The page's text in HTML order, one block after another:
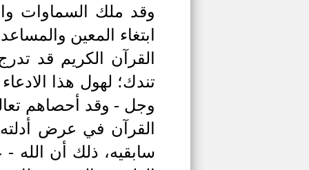
وقد ملك السماوات
ابتغاء المعين
القرآن الكريم قد
تندك؛ لهول هذا
وجل - وقد أحصاهم
القرآن في عرض
سابقيه، ذلك أن الله